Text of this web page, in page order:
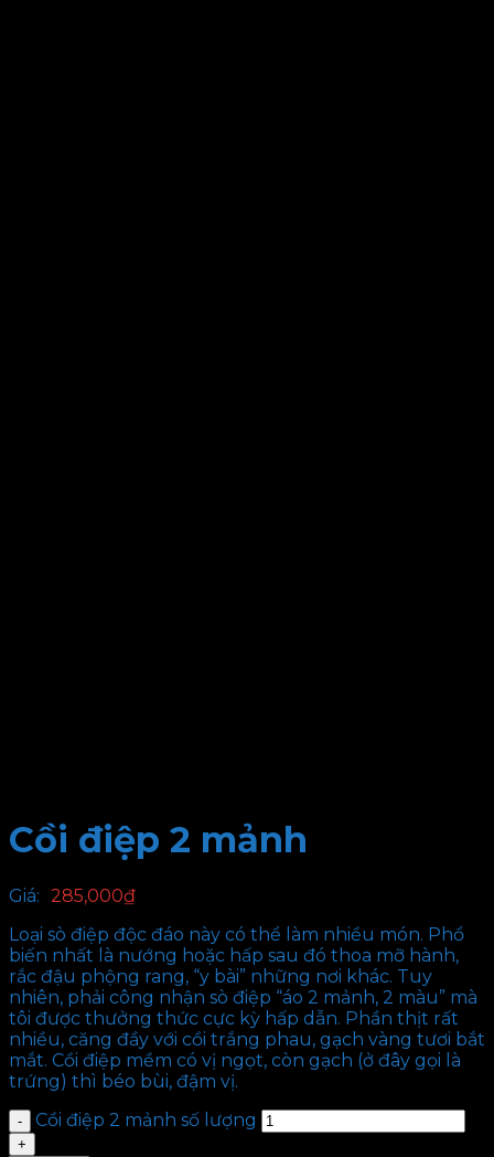
Cồi điệp 2 mảnh
Giá: 285,000₫
Loại sò điệp độc đáo này có thể làm nhiều món. Phổ
biến nhất là nướng hoặc hấp sau đó thoa mỡ hành,
rắc đậu phộng rang, “y bài” những nơi khác. Tuy
nhiên, phải công nhận sò điệp “áo 2 mảnh, 2 màu” mà
tôi được thưởng thức cực kỳ hấp dẫn. Phần thịt rất
nhiều, căng đầy với cồi trắng phau, gạch vàng tươi bắt
mắt. Cồi điệp mềm có vị ngọt, còn gạch (ở đây gọi là
trứng) thì béo bùi, đậm vị.
Cồi điệp 2 mảnh số lượng